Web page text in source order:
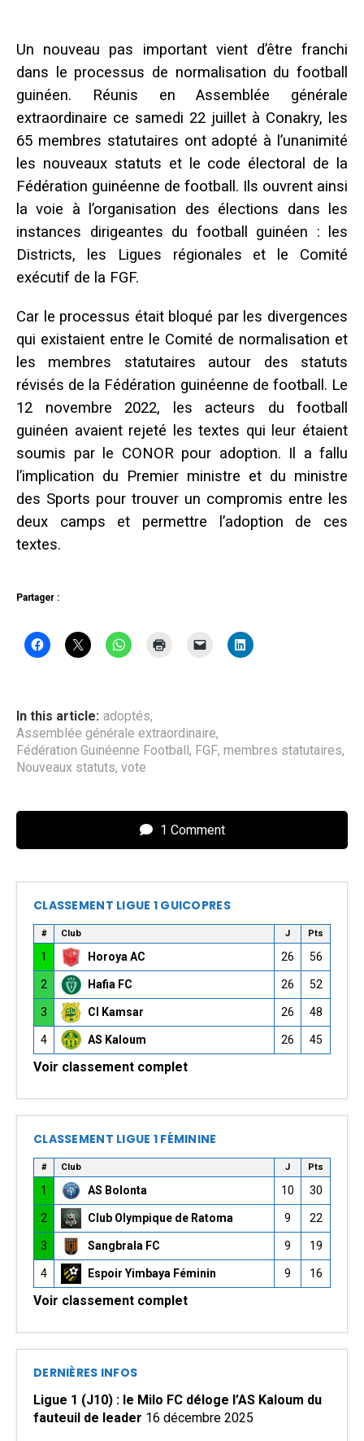
Un nouveau pas important vient d’être franchi
dans le processus de normalisation du football
guinéen. Réunis en Assemblée générale
extraordinaire ce samedi 22 juillet à Conakry, les
65 membres statutaires ont adopté à l’unanimité
les nouveaux statuts et le code électoral de la
Fédération guinéenne de football. Ils ouvrent ainsi
la voie à l’organisation des élections dans les
instances dirigeantes du football guinéen : les
Districts, les Ligues régionales et le Comité
exécutif de la FGF.
Car le processus était bloqué par les divergences
qui existaient entre le Comité de normalisation et
les membres statutaires autour des statuts
révisés de la Fédération guinéenne de football. Le
12 novembre 2022, les acteurs du football
guinéen avaient rejeté les textes qui leur étaient
soumis par le CONOR pour adoption. Il a fallu
l’implication du Premier ministre et du ministre
des Sports pour trouver un compromis entre les
deux camps et permettre l’adoption de ces
textes.
Partager :
In this article: adoptés,
Assemblée générale extraordinaire,
Fédération Guinéenne Football, FGF, membres statutaires,
Nouveaux statuts, vote
1 Comment
CLASSEMENT LIGUE 1 GUICOPRES
# Club J Pts
1 Horoya AC 26 56
2 Hafia FC 26 52
3 CI Kamsar 26 48
4 AS Kaloum 26 45
Voir classement complet
CLASSEMENT LIGUE 1 FÉMININE
# Club J Pts
1 AS Bolonta 10 30
2 Club Olympique de Ratoma 9 22
3 Sangbrala FC 9 19
4 Espoir Yimbaya Féminin 9 16
Voir classement complet
DERNIÈRES INFOS
Ligue 1 (J10) : le Milo FC déloge l’AS Kaloum du
fauteuil de leader 16 décembre 2025